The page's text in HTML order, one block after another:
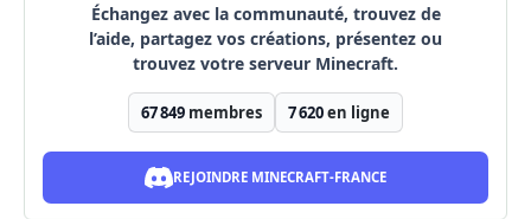
Échangez avec la communauté, trouvez de
l’aide, partagez vos créations, présentez ou
trouvez votre serveur Minecraft.
67 849 membres 7 620en ligne
REJOINDRE MINECRAFT-FRANCE